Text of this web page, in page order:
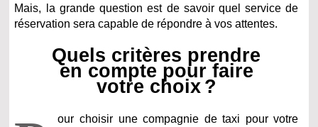
Mais, la grande question est de savoir quel service de
réservation sera capable de répondre à vos attentes.
Quels critères prendre
en compte pour faire
votre choix ?
our choisir une compagnie de taxi pour votre